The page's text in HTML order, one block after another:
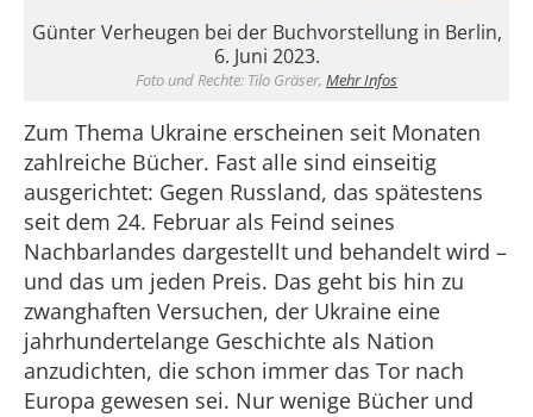
Günter Verheugen bei der Buchvorstellung in Berlin,
6. Juni 2023.
Foto und Rechte: Tilo Gräser, Mehr Infos
Zum Thema Ukraine erscheinen seit Monaten
zahlreiche Bücher. Fast alle sind einseitig
ausgerichtet: Gegen Russland, das spätestens
seit dem 24. Februar als Feind seines
Nachbarlandes dargestellt und behandelt wird –
und das um jeden Preis. Das geht bis hin zu
zwanghaften Versuchen, der Ukraine eine
jahrhundertelange Geschichte als Nation
anzudichten, die schon immer das Tor nach
Europa gewesen sei. Nur wenige Bücher und